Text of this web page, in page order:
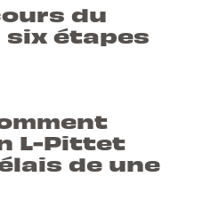
du
six étapes
L-Pittet
de une